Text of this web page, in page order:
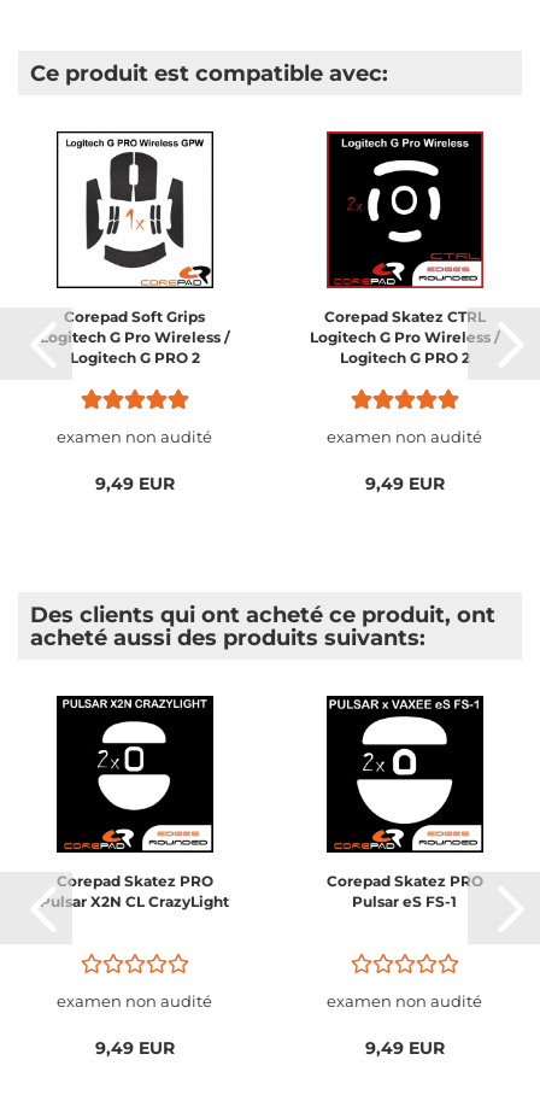
Ce produit est compatible avec:
Corepad Soft Grips
Logitech G Pro Wireless /
Logitech G PRO 2
examen non audité
9,49 EUR
Corepad Skatez CTRL
Logitech G Pro Wireless /
Logitech G PRO 2
examen non audité
9,49 EUR
Des clients qui ont acheté ce produit, ont
acheté aussi des produits suivants:
Corepad Skatez PRO
Pulsar X2N CL CrazyLight
examen non audité
9,49 EUR
Corepad Skatez PRO
Pulsar eS FS-1
examen non audité
9,49 EUR